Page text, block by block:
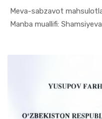
Meva-sabzavot
Manba muallifi: Shamsiyeva
In